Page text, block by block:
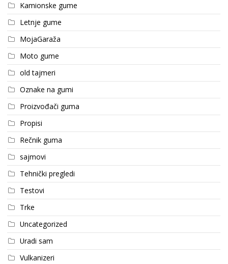
Kamionske gume
Letnje gume
MojaGaraža
Moto gume
old tajmeri
Oznake na gumi
Proizvođači guma
Propisi
Rečnik guma
sajmovi
Tehnički pregledi
Testovi
Trke
Uncategorized
Uradi sam
Vulkanizeri